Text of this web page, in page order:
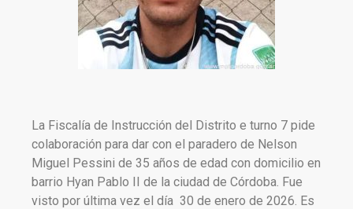
La Fiscalía de Instrucción del Distrito e turno 7 pide
colaboración para dar con el paradero de Nelson
Miguel Pessini de 35 años de edad con domicilio en
barrio Hyan Pablo II de la ciudad de Córdoba. Fue
visto por última vez el día 30 de enero de 2026. Es